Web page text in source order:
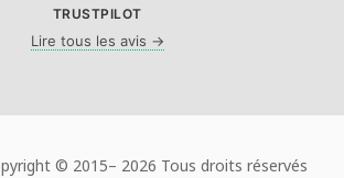
TRUSTPILOT
Lire tous les avis →
© 2015– 2026 Tous droits réservés